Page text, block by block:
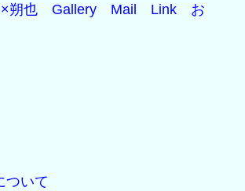
朔也
Gallery Mail Link
お
ついて